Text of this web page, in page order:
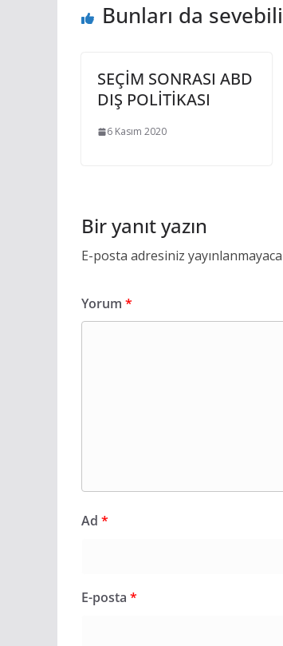
Bunları da
SEÇİM SONRASI ABD
DIŞ POLİTİKASI
6 Kasım 2020
Bir yanıt yazın
E-posta adresiniz
Yorum *
Ad *
E-posta *